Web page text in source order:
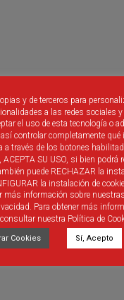
de prevención y
y de terceros para
a las redes sociales
el uso de esta tecnología o
controlar completamente
a través de los botones
ACEPTA SU USO, si bien
puede RECHAZAR la
la instalación de
más información sobre
Para obtener más
consultar nuestra Política de
Cookies Sí, Acepto